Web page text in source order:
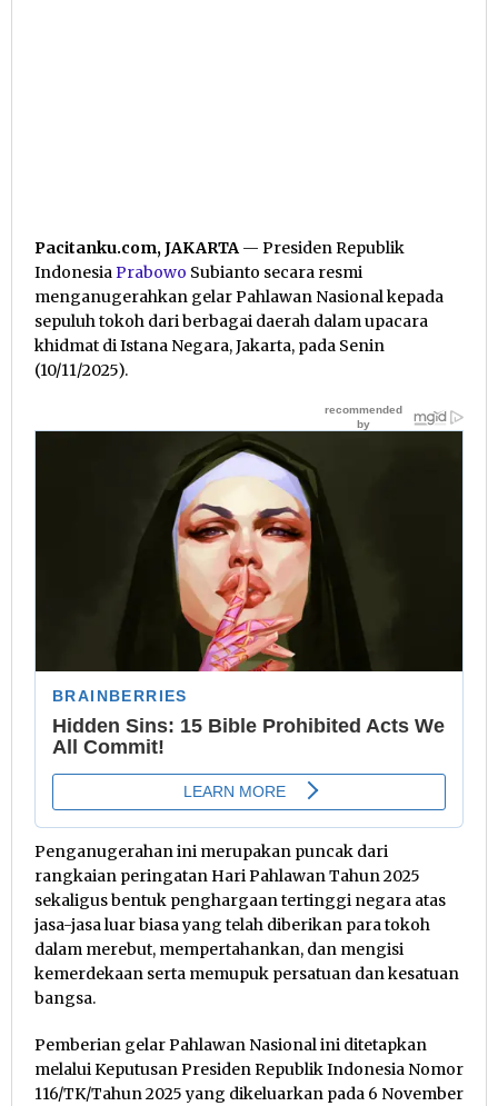
Pacitanku.com, JAKARTA — Presiden Republik
Indonesia Prabowo Subianto secara resmi
menganugerahkan gelar Pahlawan Nasional kepada
sepuluh tokoh dari berbagai daerah dalam upacara
khidmat di Istana Negara, Jakarta, pada Senin
(10/11/2025).
Penganugerahan ini merupakan puncak dari
rangkaian peringatan Hari Pahlawan Tahun 2025
sekaligus bentuk penghargaan tertinggi negara atas
jasa-jasa luar biasa yang telah diberikan para tokoh
dalam merebut, mempertahankan, dan mengisi
kemerdekaan serta memupuk persatuan dan kesatuan
bangsa.
Pemberian gelar Pahlawan Nasional ini ditetapkan
melalui Keputusan Presiden Republik Indonesia Nomor
116/TK/Tahun 2025 yang dikeluarkan pada 6 November